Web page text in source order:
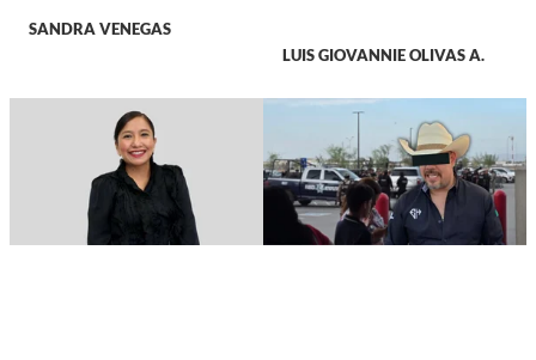
SANDRA VENEGAS
LUIS GIOVANNIE OLIVAS A.